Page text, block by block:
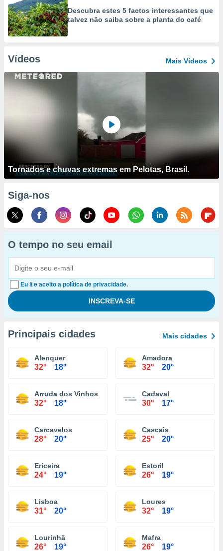
Descubra estes 5 factos interessantes que
talvez não saiba sobre a planta do café
Vídeos Mais Vídeos
Tornados e chuvas extremas em Pelotas, Brasil.
Siga-nos
O tempo no seu email
Eu li e aceito a política de privacidade.
Principais cidades Mais cidades
Alenquer
32° 18°
Amadora
32° 20°
Arruda dos Vinhos
32° 18°
Cadaval
30° 17°
Carcavelos
28° 20°
Cascais
25° 20°
Ericeira
24° 19°
Estoril
26° 19°
Lisboa
31° 20°
Loures
32° 19°
Lourinhã
26° 19°
Mafra
26° 19°